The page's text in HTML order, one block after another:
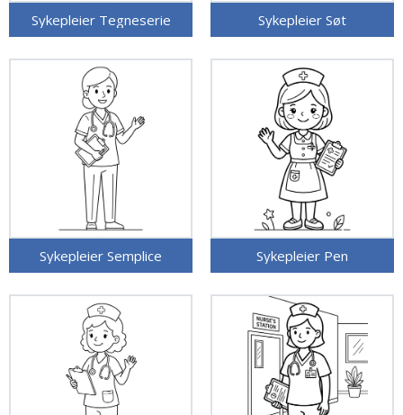
Sykepleier Tegneserie Sykepleier Søt
Sykepleier Semplice Sykepleier Pen